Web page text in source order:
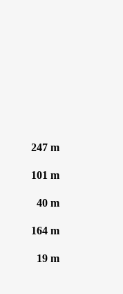
247 m
101 m
40 m
164 m
19 m